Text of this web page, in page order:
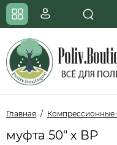
Главная Компрессионные
муфта 50" х ВР